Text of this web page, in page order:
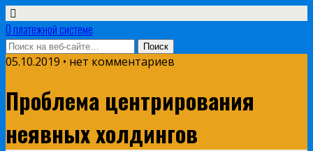
О платежной системе
05.10.2019 • нет комментариев
Проблема центрирования
неявных холдингов